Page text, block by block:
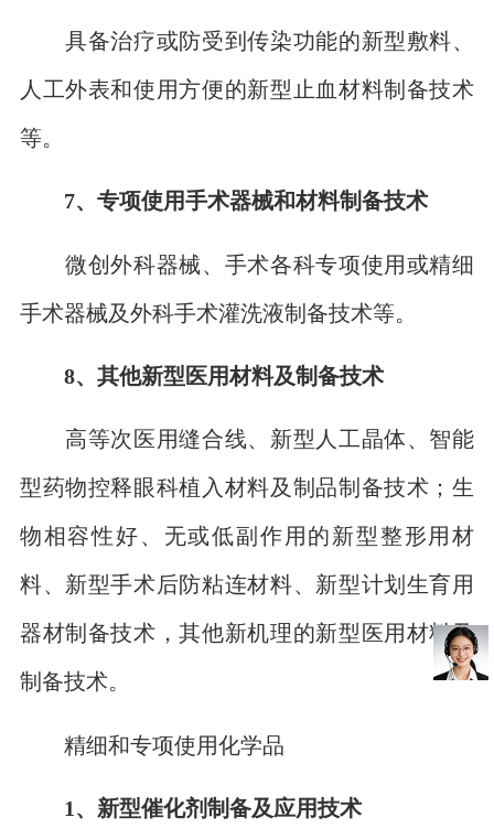
具备治疗或防受到传染功能的新型敷料、
人工外表和使用方便的新型止血材料制备技术
等。
7、专项使用手术器械和材料制备技术
微创外科器械、手术各科专项使用或精细
手术器械及外科手术灌洗液制备技术等。
8、其他新型医用材料及制备技术
高等次医用缝合线、新型人工晶体、智能
型药物控释眼科植入材料及制品制备技术；生
物相容性好、无或低副作用的新型整形用材
料、新型手术后防粘连材料、新型计划生育用
器材制备技术，其他新机理的新型医用材料及
制备技术。
精细和专项使用化学品
1、新型催化剂制备及应用技术